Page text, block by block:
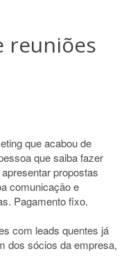
reuniões
que acabou de
que saiba fazer
propostas
comunicação e
Pagamento fixo.
com leads quentes já
dos sócios da empresa,